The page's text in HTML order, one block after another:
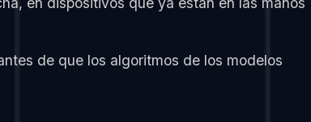
de que los algoritmos de los modelos